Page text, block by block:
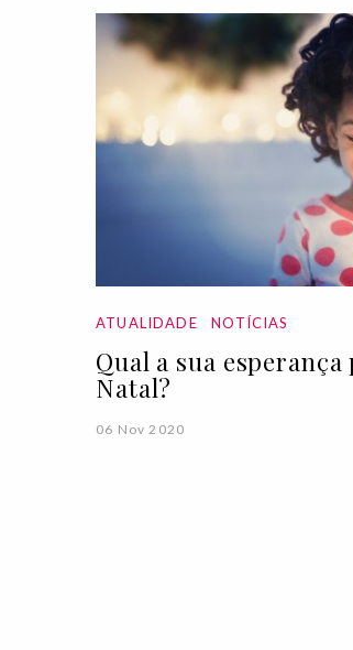
ATUALIDADE NOTÍCIAS
Qual a sua esperança
Natal?
06 Nov 2020